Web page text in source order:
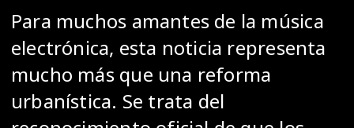
Para muchos amantes de la música
electrónica, esta noticia representa
mucho más que una reforma
urbanística. Se trata del